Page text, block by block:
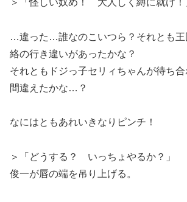
…違った…誰なのこいつら？それとも王
絡の行き違いがあったかな？
それともドジっ子セリィちゃんが待ち
間違えたかな…？
なにはともあれいきなりピンチ！
＞「どうする？ いっちょやるか？」
俊一が唇の端を吊り上げる。